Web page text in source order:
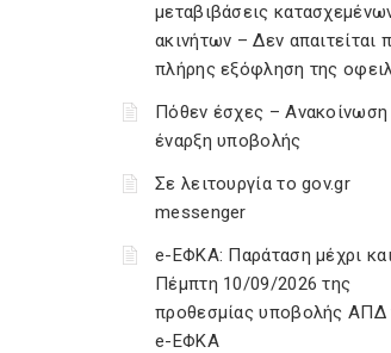
μεταβιβάσεις
ακινήτων – Δεν απαιτείται
πλήρης εξόφληση της
Πόθεν έσχες – Ανακοίνωση
έναρξη υποβολής
Σε λειτουργία το gov.gr
messenger
e-ΕΦΚΑ: Παράταση μέχρι
Πέμπτη 10/09/2026 της
προθεσμίας υποβολής ΑΠΔ
e-ΕΦΚΑ